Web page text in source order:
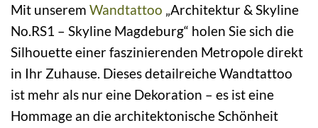
Mit unserem Wandtattoo „Architektur & Skyline
No.RS1 – Skyline Magdeburg“ holen Sie sich die
Silhouette einer faszinierenden Metropole direkt
in Ihr Zuhause. Dieses detailreiche Wandtattoo
ist mehr als nur eine Dekoration – es ist eine
Hommage an die architektonische Schönheit